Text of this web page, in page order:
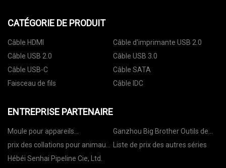
CATÉGORIE DE PRODUIT
Câble HDMI
Câble d'imprimante USB 2.0
Câble USB 2.0
Câble USB 3.0
Câble USB-C
Câble SATA
Faisceau de fils
Câble IDC
ENTREPRISE PARTENAIRE
Moule pour appareils
électroménagers fabriqué en
Chine
Ganzhou Big Brother Outils de
coupe Co., Ltd
prix des collations pour animaux
de compagnie
Liste de prix des autres séries
Hébéi Senhai Pipeline Cie, Ltd.